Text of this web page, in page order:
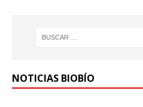
NOTICIAS BIOBÍO